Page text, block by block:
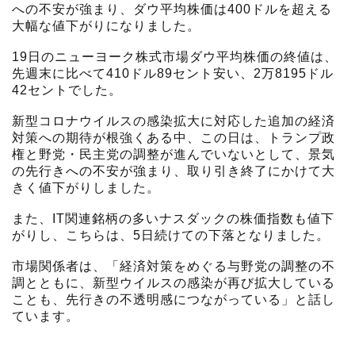
への不安が強まり、ダウ平均株価は400ドルを超える
大幅な値下がりになりました。
19日のニューヨーク株式市場ダウ平均株価の終値は、
先週末に比べて410ドル89セント安い、2万8195ドル
42セントでした。
新型コロナウイルスの感染拡大に対応した追加の経済
対策への期待が根強くある中、この日は、トランプ政
権と野党・民主党の調整が進んでいないとして、景気
の先行きへの不安が強まり、取り引き終了にかけて大
きく値下がりしました。
また、IT関連銘柄の多いナスダックの株価指数も値下
がりし、こちらは、5日続けての下落となりました。
市場関係者は、「経済対策をめぐる与野党の調整の不
調とともに、新型ウイルスの感染が再び拡大している
ことも、先行きの不透明感につながっている」と話し
ています。